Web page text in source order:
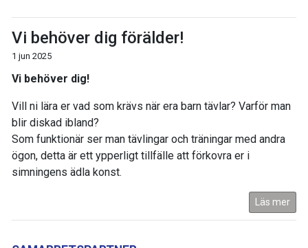
Vi behöver dig förälder!
1 jun 2025
Vi behöver dig!
Vill ni lära er vad som krävs när era barn tävlar? Varför man
blir diskad ibland?
Som funktionär ser man tävlingar och träningar med andra
ögon, detta är ett ypperligt tillfälle att förkovra er i
simningens ädla konst.
Läs mer